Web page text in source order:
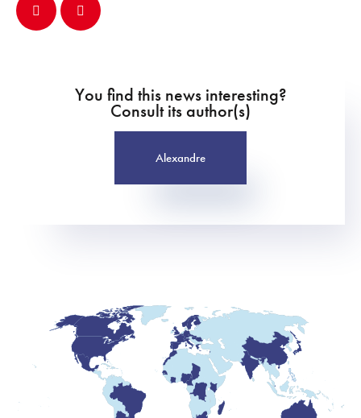
You find this news interesting?
Consult its author(s)
Alexandre